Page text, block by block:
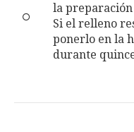
la
Si el relleno
ponerlo en la
durante